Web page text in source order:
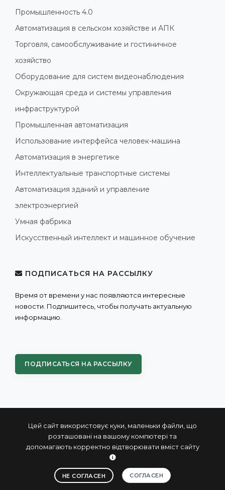
Цей сайт використовує куки, маленьки файли, що
розташовані на вашому компютері та
допомагають корректно відтворювати вміст сайту
НЕ СОГЛАСЕН СОГЛАСЕН
Промышленность 4.0
Автоматизация в сельском хозяйстве и АПК
Торговля, самообслуживание и гостиничное
хозяйство
Оборудование для систем видеонаблюдения
Окружающая среда и системы управления
инфраструктурой
Промышленная автоматизация
Использование интерфейса человек-машина
Автоматизация в энергетике
Интеллектуальные транспортные системы
Автоматизация зданий и управление
электроэнергией
Умная фабрика
Искусственный интеллект и машинное обучение
ПОДПИСАТЬСЯ НА РАССЫЛКУ
Время от времени у нас появляются интересные
новости. Подпишитесь, чтобы получать актуальную
информацию.
ПОДПИСАТЬСЯ НА РАССЫЛКУ
© 2004 - 2026 ПРОКСИС™ - промышленные компьютеры
и системы